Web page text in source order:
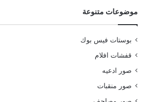
موضوعات متنوعة
بوستات فيس بوك
قفشات افلام
صور ادعيه
صور منقبات